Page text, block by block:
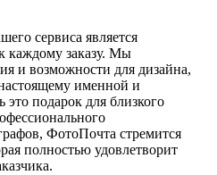
сервиса является
каждому заказу. Мы
и возможности для дизайна,
именной и
подарок для близкого
ФотоПочта стремится
полностью удовлетворит